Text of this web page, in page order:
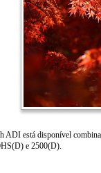
ADI está disponível
e 2500(D).